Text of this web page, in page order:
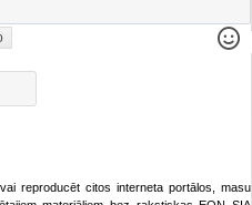
reproducēt citos interneta portālos, masu